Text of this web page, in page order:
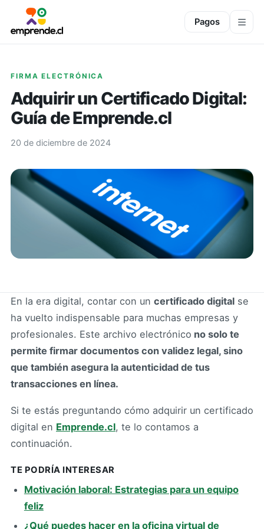
Pagos
FIRMA ELECTRÓNICA
Adquirir un Certificado Digital:
Guía de Emprende.cl
20 de diciembre de 2024
En la era digital, contar con un certificado digital se
ha vuelto indispensable para muchas empresas y
profesionales. Este archivo electrónico no solo te
permite firmar documentos con validez legal, sino
que también asegura la autenticidad de tus
transacciones en línea.
Si te estás preguntando cómo adquirir un certificado
digital en Emprende.cl, te lo contamos a
continuación.
TE PODRÍA INTERESAR
Motivación laboral: Estrategias para un equipo
feliz
¿Qué puedes hacer en la oficina virtual de